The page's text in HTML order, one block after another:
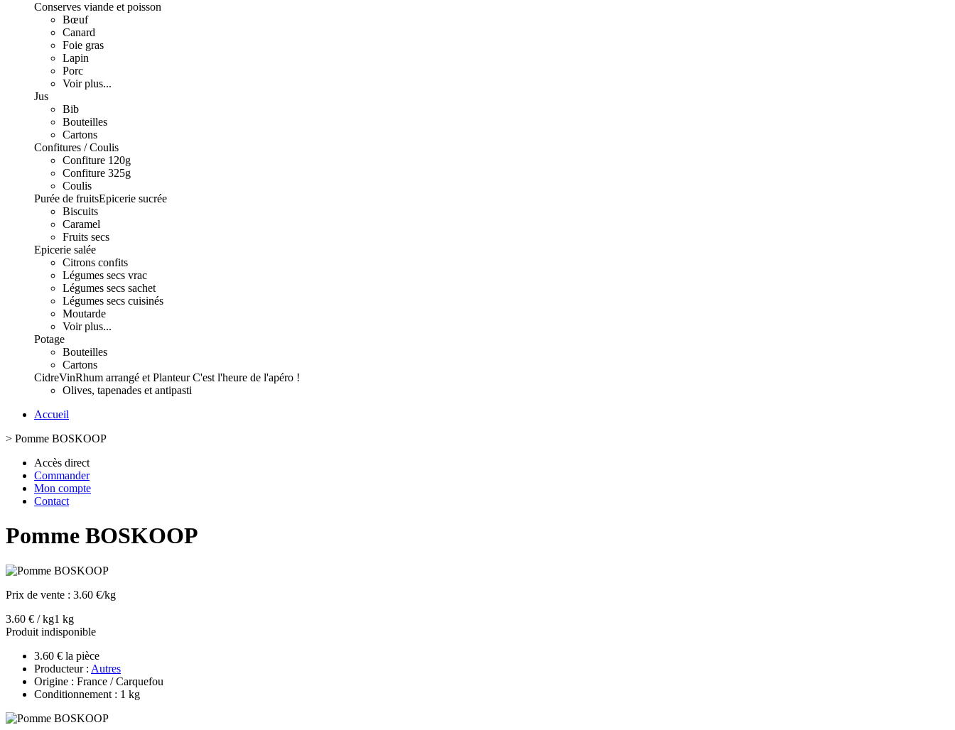
Conserves viande et poisson
Bœuf
Canard
Foie gras
Lapin
Porc
Voir plus...
Jus
Bib
Bouteilles
Cartons
Confitures / Coulis
Confiture 120g
Confiture 325g
Coulis
Purée de fruitsEpicerie sucrée
Biscuits
Caramel
Fruits secs
Epicerie salée
Citrons confits
Légumes secs vrac
Légumes secs sachet
Légumes secs cuisinés
Moutarde
Voir plus...
Potage
Bouteilles
Cartons
CidreVinRhum arrangé et PlanteurC'est l'heure de l'apéro !
Olives, tapenades et antipasti
Accueil
> Pomme BOSKOOP
Accès direct
Commander
Mon compte
Contact
Pomme BOSKOOP
Prix de vente : 3.60 €/kg
3.60 € / kg1 kg
Produit indisponible
3.60 € la pièce
Producteur : Autres
Origine : France / Carquefou
Conditionnement : 1 kg